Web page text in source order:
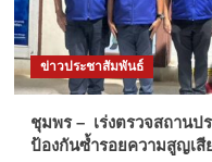
ข่าวประชาสัมพันธ์
ชุมพร – เร่งตรวจสถานป
ป้องกันซ้ำรอยความสูญเสี